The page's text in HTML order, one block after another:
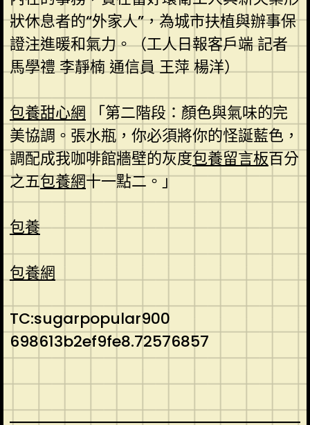
狀休息者的“外家人”，為城市扶植與辦事保
證注進暖和氣力。（工人日報客戶端 記者
馬學禮 李靜楠 通信員 王萍 楊洋）
包養甜心網 「第二階段：顏色與氣味的完
美協調。張水瓶，你必須將你的怪誕藍色，
調配成我咖啡館牆壁的灰度包養留言板百分
之五包養網十一點二。」
包養
包養網
TC:sugarpopular900
698613b2ef9fe8.72576857